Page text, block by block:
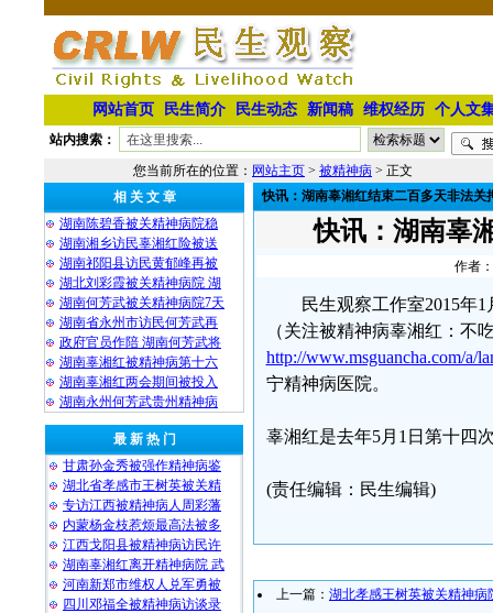
网站首页 民生简介 民生动态 新闻稿 维权经历 个人文
站内搜索：
您当前所在的位置： 网站主页 > 被精神病 > 正文
相 关 文 章
湖南陈碧香被关精神病院稳
湖南湘乡访民辜湘红险被送
湖南祁阳县访民黄郁峰再被
湖北刘彩霞被关精神病院 湖
湖南何芳武被关精神病院7天
湖南省永州市访民何芳武再
政府官员作陪 湖南何芳武将
湖南辜湘红被精神病第十六
湖南辜湘红两会期间被投入
湖南永州何芳武贵州精神病
最 新 热 门
甘肃孙金秀被强作精神病鉴
湖北省孝感市王树英被关精
专访江西被精神病人周彩藩
内蒙杨金枝惹烦最高法被多
江西戈阳县被精神病访民许
湖南辜湘红离开精神病院 武
河南新郑市维权人兑军勇被
四川邓福全被精神病访谈录
快讯：湖南辜湘红结束二百多天非法关
快讯：湖南辜
作者
民生观察工作室2015年
（关注被精神病辜湘红：不
http://www.msguancha.com/a/
宁精神病医院。
辜湘红是去年5月1日第十四
(责任编辑：民生编辑)
上一篇： 湖北孝感王树英被关精神病